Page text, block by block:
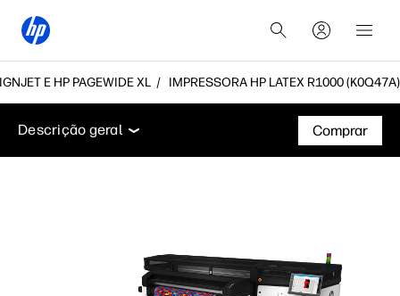
E HP PAGEWIDE XL IMPRESSORA HP LATEX R1000 (K0Q47A)
Descrição geral Especificações técnicas
Descrição geral
Comprar